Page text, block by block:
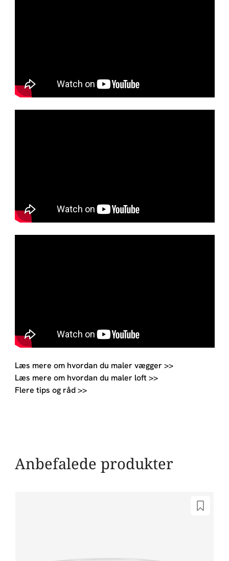
Læs mere om hvordan du maler vægger >>
Læs mere om hvordan du maler loft >>
Flere tips og råd >>
Anbefalede produkter